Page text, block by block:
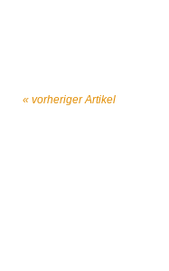
« vorheriger Artikel